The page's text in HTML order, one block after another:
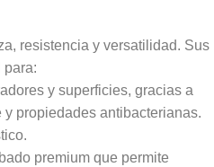
resistencia y versatilidad. Sus
para:
y superficies, gracias a
propiedades antibacterianas.
premium que permite